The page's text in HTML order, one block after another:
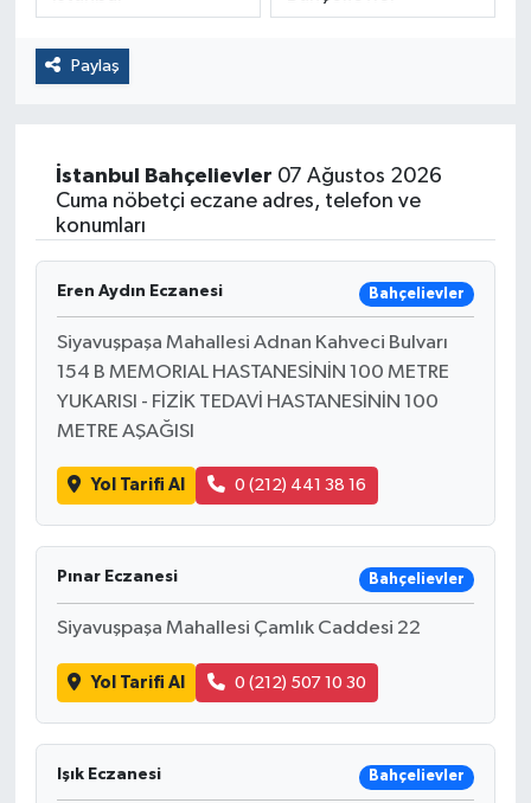
Paylaş
İstanbul Bahçelievler 07 Ağustos 2026
Cuma nöbetçi eczane adres, telefon ve
konumları
Eren Aydın Eczanesi Bahçelievler
Siyavuşpaşa Mahallesi Adnan Kahveci Bulvarı
154 B MEMORIAL HASTANESİNİN 100 METRE
YUKARISI - FİZİK TEDAVİ HASTANESİNİN 100
METRE AŞAĞISI
Yol Tarifi Al 0 (212) 441 38 16
Pınar Eczanesi Bahçelievler
Siyavuşpaşa Mahallesi Çamlık Caddesi 22
Yol Tarifi Al 0 (212) 507 10 30
Işık Eczanesi Bahçelievler
Yaşam
Çalışma Hayatı
Kadın
Yurt
2024 Seçim Sonuçları